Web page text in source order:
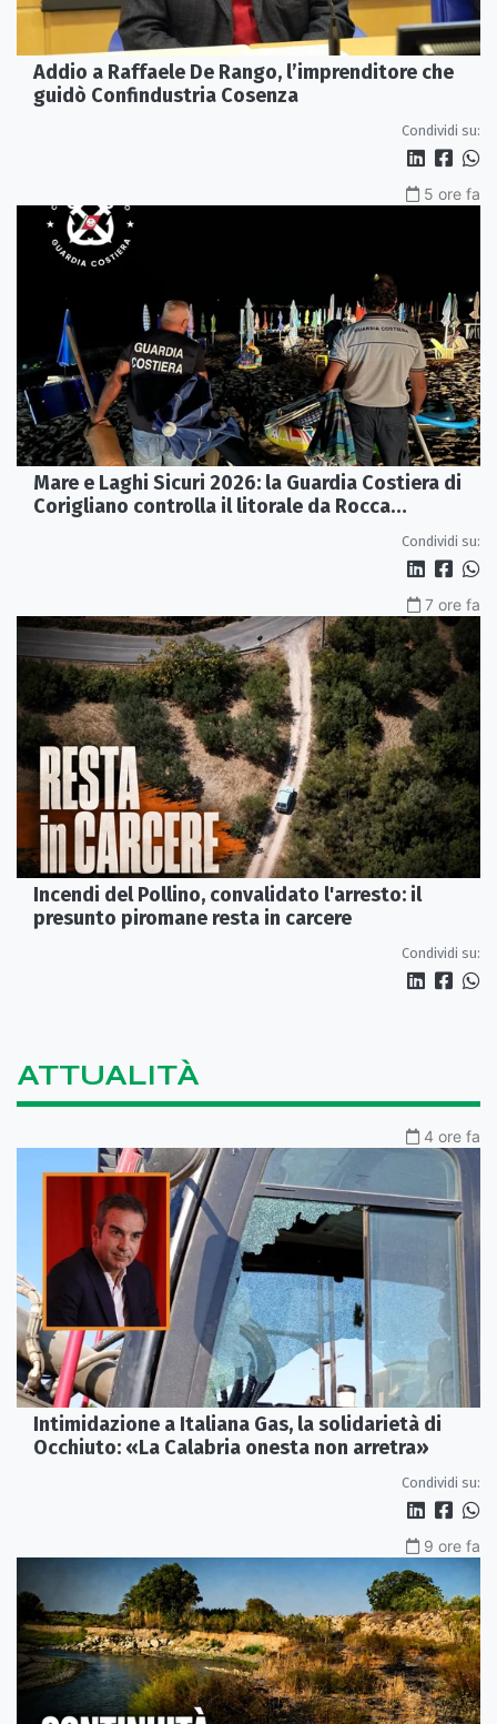
Addio a Raffaele De Rango, l’imprenditore che
guidò Confindustria Cosenza
Condividi su:
5 ore fa
Mare e Laghi Sicuri 2026: la Guardia Costiera di
Corigliano controlla il litorale da Rocca
Condividi su:
7 ore fa
Incendi del Pollino, convalidato l'arresto: il
presunto piromane resta in carcere
Condividi su:
ATTUALITÀ
4 ore fa
Intimidazione a Italiana Gas, la solidarietà di
Occhiuto: «La Calabria onesta non arretra»
Condividi su:
9 ore fa